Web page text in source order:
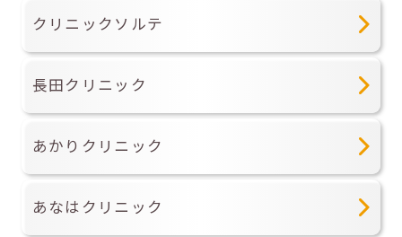
クリニックソルテ
長田クリニック
あかりクリニック
あなはクリニック